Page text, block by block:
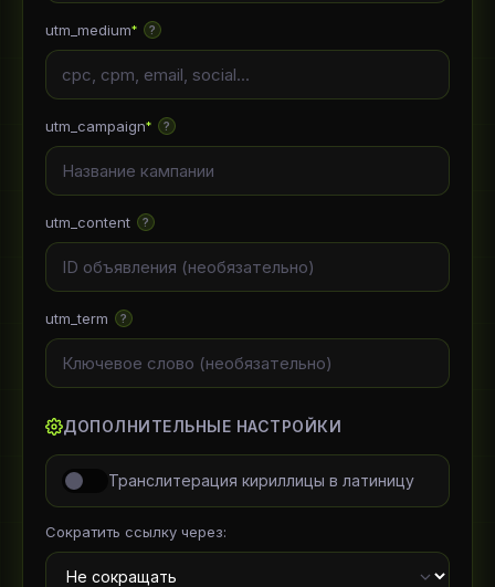
utm_medium* ?
utm_campaign* ?
utm_content ?
utm_term ?
ДОПОЛНИТЕЛЬНЫЕ НАСТРОЙКИ
Транслитерация кириллицы в латиницу
Сократить ссылку через: